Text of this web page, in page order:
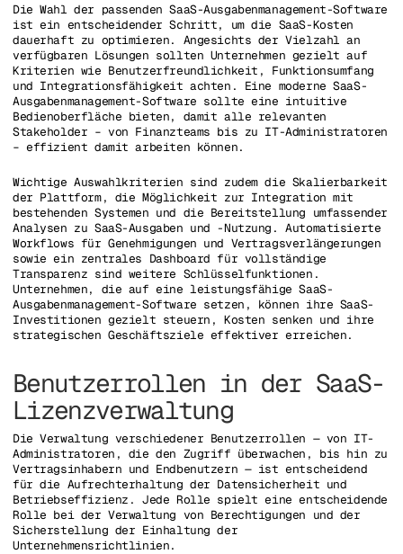
Die Wahl der passenden SaaS-Ausgabenmanagement-Software
ist ein entscheidender Schritt, um die SaaS-Kosten
dauerhaft zu optimieren. Angesichts der Vielzahl an
verfügbaren Lösungen sollten Unternehmen gezielt auf
Kriterien wie Benutzerfreundlichkeit, Funktionsumfang
und Integrationsfähigkeit achten. Eine moderne SaaS-
Ausgabenmanagement-Software sollte eine intuitive
Bedienoberfläche bieten, damit alle relevanten
Stakeholder – von Finanzteams bis zu IT-Administratoren
– effizient damit arbeiten können.
Wichtige Auswahlkriterien sind zudem die Skalierbarkeit
der Plattform, die Möglichkeit zur Integration mit
bestehenden Systemen und die Bereitstellung umfassender
Analysen zu SaaS-Ausgaben und -Nutzung. Automatisierte
Workflows für Genehmigungen und Vertragsverlängerungen
sowie ein zentrales Dashboard für vollständige
Transparenz sind weitere Schlüsselfunktionen.
Unternehmen, die auf eine leistungsfähige SaaS-
Ausgabenmanagement-Software setzen, können ihre SaaS-
Investitionen gezielt steuern, Kosten senken und ihre
strategischen Geschäftsziele effektiver erreichen.
Benutzerrollen in der SaaS-
Lizenzverwaltung
Die Verwaltung verschiedener Benutzerrollen — von IT-
Administratoren, die den Zugriff überwachen, bis hin zu
Vertragsinhabern und Endbenutzern — ist entscheidend
für die Aufrechterhaltung der Datensicherheit und
Betriebseffizienz. Jede Rolle spielt eine entscheidende
Rolle bei der Verwaltung von Berechtigungen und der
Sicherstellung der Einhaltung der
Unternehmensrichtlinien.